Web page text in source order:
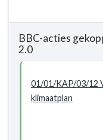
BBC-acties
2.0
01/01/KAP/03/12
klimaatplan